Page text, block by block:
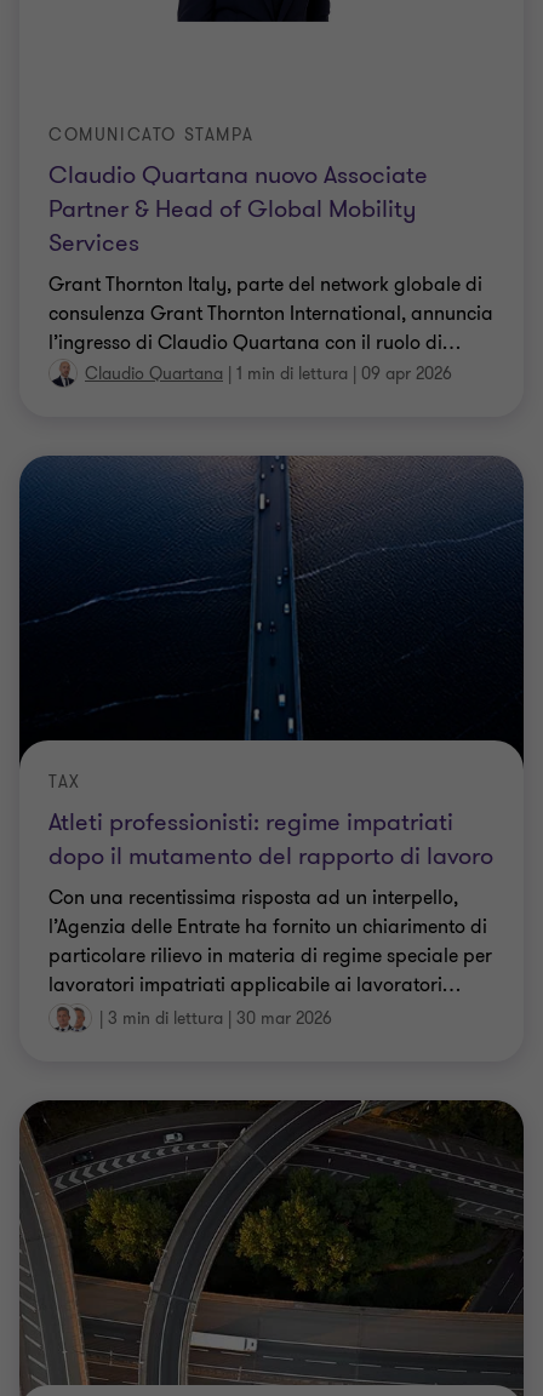
Claudio Quartana nuovo Associate
Partner & Head of Global Mobility
Services
COMUNICATO STAMPA
Grant Thornton Italy, parte del network globale di
consulenza Grant Thornton International, annuncia
l’ingresso di Claudio Quartana con il ruolo di…
Claudio Quartana | 1 min di lettura | 09 apr 2026
Atleti professionisti: regime impatriati
dopo il mutamento del rapporto di lavoro
TAX
Con una recentissima risposta ad un interpello,
l’Agenzia delle Entrate ha fornito un chiarimento di
particolare rilievo in materia di regime speciale per
lavoratori impatriati applicabile ai lavoratori…
| 3 min di lettura | 30 mar 2026